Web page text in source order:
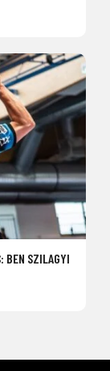
BEN SZILAGYI